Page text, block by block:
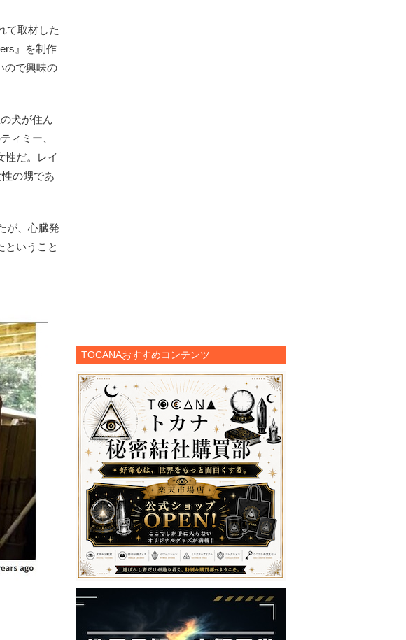
て取材した
』を制作
ので興味の
犬が住ん
ィミー、
性だ。レイ
の甥であ
が、心臓発
ということ
TOCANAおすすめコンテンツ